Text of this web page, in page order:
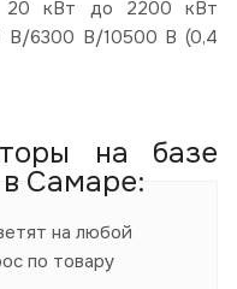
20 кВт до 2200 кВт
В/6300 В/10500 В (0,4
на базе
в Самаре:
на любой
по товару